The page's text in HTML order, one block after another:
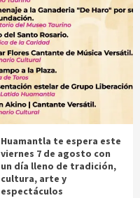
Huamantla te espera este
viernes 7 de agosto con
un día lleno de tradición,
cultura, arte y
espectáculos